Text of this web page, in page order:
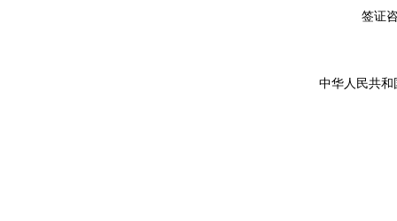
签证
中华人民共